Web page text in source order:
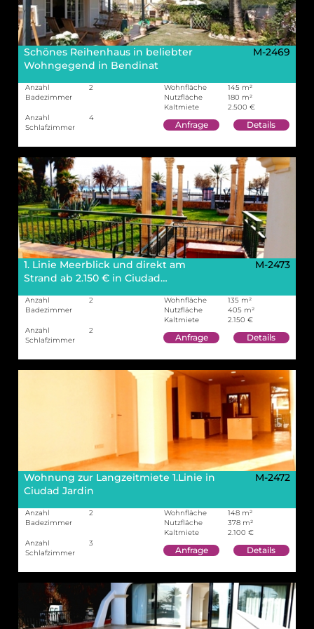
Schönes Reihenhaus in beliebter
Wohngegend in Bendinat
M-2469
Anzahl
Badezimmer
2
Anzahl
Schlafzimmer
4
Wohnfläche
145 m²
Nutzfläche
180 m²
Kaltmiete
2.500 €
Details
Anfrage
1. Linie Meerblick und direkt am
Strand ab 2.150 € in Ciudad…
M-2473
Anzahl
Badezimmer
2
Anzahl
Schlafzimmer
2
Wohnfläche
135 m²
Nutzfläche
405 m²
Kaltmiete
2.150 €
Details
Anfrage
Wohnung zur Langzeitmiete 1.Linie in
Ciudad Jardin
M-2472
Anzahl
Badezimmer
2
Anzahl
Schlafzimmer
3
Wohnfläche
148 m²
Nutzfläche
378 m²
Kaltmiete
2.100 €
Details
Anfrage